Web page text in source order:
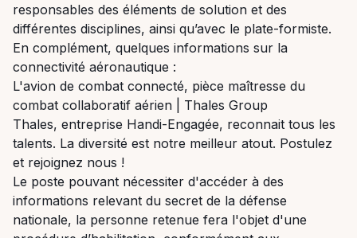
responsables des éléments de solution et des
différentes disciplines, ainsi qu’avec le plate-formiste.
En complément, quelques informations sur la
connectivité aéronautique :
L'avion de combat connecté, pièce maîtresse du
combat collaboratif aérien | Thales Group
Thales, entreprise Handi-Engagée, reconnait tous les
talents. La diversité est notre meilleur atout. Postulez
et rejoignez nous !
Le poste pouvant nécessiter d'accéder à des
informations relevant du secret de la défense
nationale, la personne retenue fera l'objet d'une